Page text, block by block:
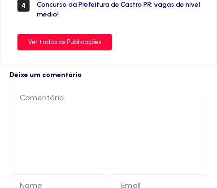
4
Concurso da Prefeitura de Castro PR: vagas de nível
médio!
Ver todas as Publicações
Deixe um comentário